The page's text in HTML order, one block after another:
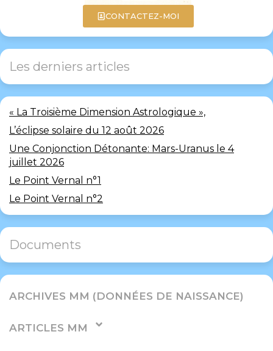
CONTACTEZ-MOI
Les derniers articles
« La Troisième Dimension Astrologique »,
L’éclipse solaire du 12 août 2026
Une Conjonction Détonante: Mars-Uranus le 4
juillet 2026
Le Point Vernal n°1
Le Point Vernal n°2
Documents
ARCHIVES MM (DONNÉES DE NAISSANCE)
ARTICLES MM